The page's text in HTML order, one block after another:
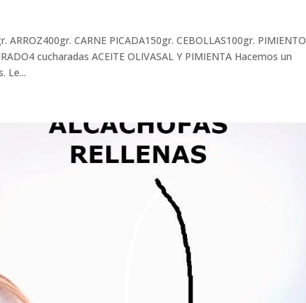
ARROZ400gr. CARNE PICADA150gr. CEBOLLAS100gr. PIMIENTO
cucharadas ACEITE OLIVASAL Y PIMIENTA Hacemos un
Le...